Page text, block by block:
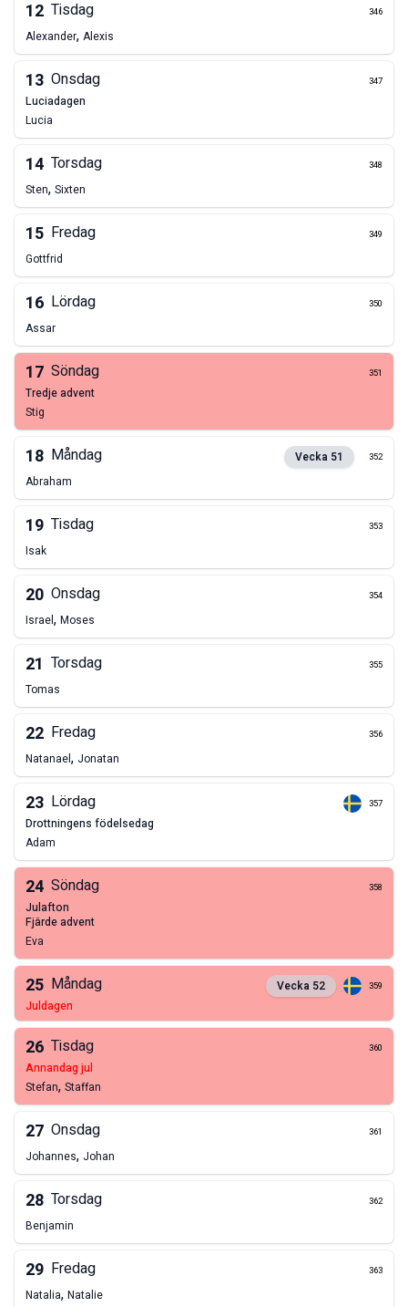
12 Tisdag 346
Alexander, Alexis
13 Onsdag 347
Luciadagen
Lucia
14 Torsdag 348
Sten, Sixten
15 Fredag 349
Gottfrid
16 Lördag 350
Assar
17 Söndag 351
tredje advent
Stig
18 Måndag Vecka 51 352
Abraham
19 Tisdag 353
Isak
20 Onsdag 354
Israel, Moses
21 Torsdag 355
Tomas
22 Fredag 356
Natanael, Jonatan
23 Lördag 357
drottningens födelsedag
Adam
24 Söndag 358
julafton
fjärde advent
Eva
25 Måndag Vecka 52 359
juldagen
26 Tisdag 360
annandag jul
Stefan, Staffan
27 Onsdag 361
Johannes, Johan
28 Torsdag 362
Benjamin
29 Fredag 363
Natalia, Natalie